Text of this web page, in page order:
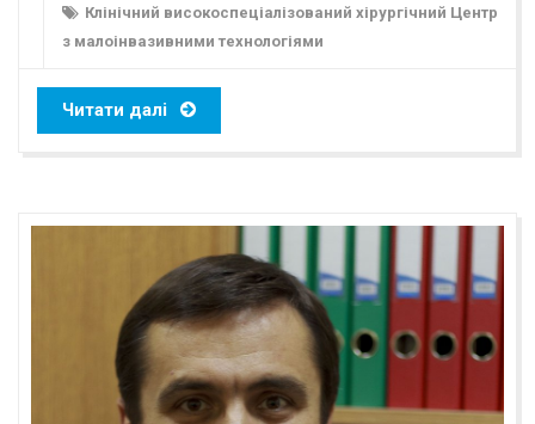
Клінічний високоспеціалізований хірургічний Центр
з малоінвазивними технологіями
Читати далі